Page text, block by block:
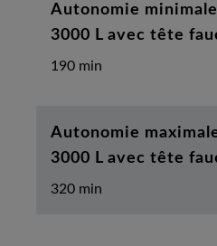
Autonomie
3000 L avec tête
190 min
Autonomie
3000 L avec tête
320 min